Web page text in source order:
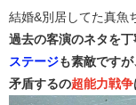
結婚&別居してた真魚
過去の客演のネタを丁
ステージも素敵ですが
矛盾するの超能力戦争